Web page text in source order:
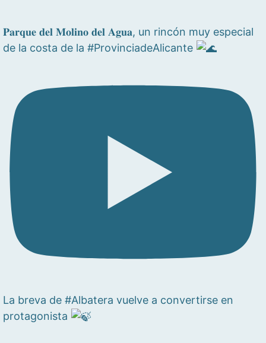
𝐏𝐚𝐫𝐪𝐮𝐞 𝐝𝐞𝐥 𝐌𝐨𝐥𝐢𝐧𝐨 𝐝𝐞𝐥 𝐀𝐠𝐮𝐚, un rincón muy especial
de la costa de la #ProvinciadeAlicante
La breva de #Albatera vuelve a convertirse en
protagonista